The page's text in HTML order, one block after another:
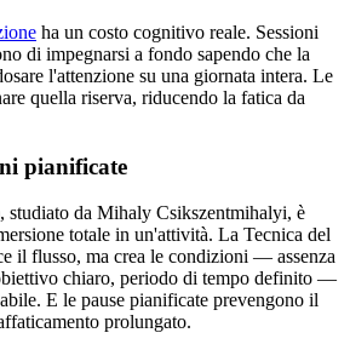
ha un costo cognitivo reale. Sessioni
di impegnarsi a fondo sapendo che la
l'attenzione su una giornata intera. Le
quella riserva, riducendo la fatica da
pianificate
studiato da Mihaly Csikszentmihalyi, è
totale in un'attività. La Tecnica del
il flusso, ma crea le condizioni — assenza
chiaro, periodo di tempo definito —
E le pause pianificate prevengono il
prolungato.